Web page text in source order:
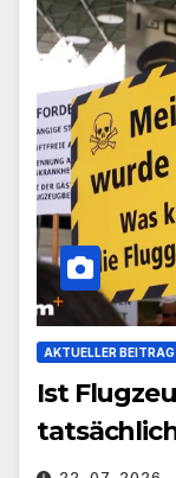
AKTUELLER BEITRAG
Ist